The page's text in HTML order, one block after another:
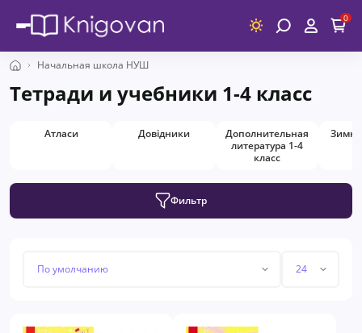
0
Начальная школа НУШ
Тетради и учебники 1-4 класс
Атласи Довідники
Дополнительная
литература 1-4
класс
Фильтр